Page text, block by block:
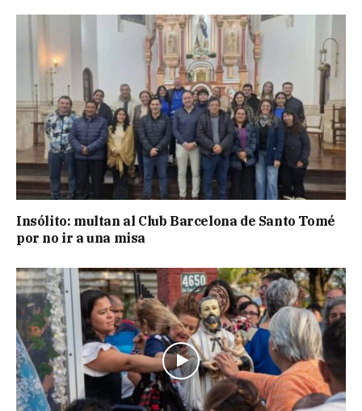
Insólito: multan al Club Barcelona de Santo Tomé
por no ir a una misa